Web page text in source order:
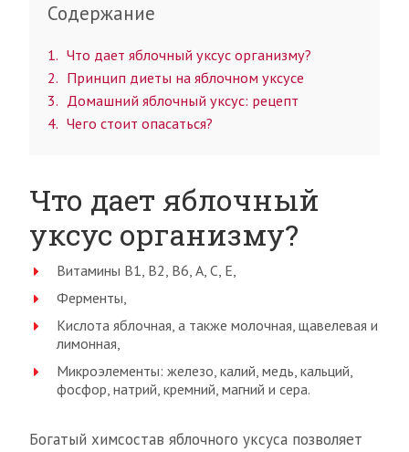
Содержание
1
Что дает яблочный уксус организму?
2
Принцип диеты на яблочном уксусе
3
Домашний яблочный уксус: рецепт
4 Чего стоит опасаться?
Что дает яблочный
уксус организму?
Витамины В1, В2, В6, А, С, Е,
Ферменты,
Кислота яблочная, а также молочная, щавелевая и
лимонная,
Микроэлементы: железо, калий, медь, кальций,
фосфор, натрий, кремний, магний и сера.
Богатый химсостав яблочного уксуса позволяет